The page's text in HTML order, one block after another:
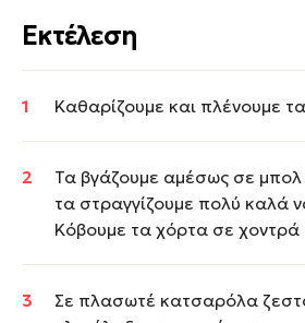
Εκτέλεση
Καθαρίζουμε και πλένουμε τα
Τα βγάζουμε αμέσως σε μπολ
τα στραγγίζουμε πολύ καλά
Κόβουμε τα χόρτα σε χοντρά
Σε πλασωτέ κατσαρόλα